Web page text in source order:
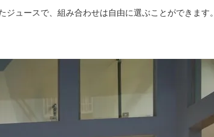
ュースで、組み合わせは自由に選ぶことができます。